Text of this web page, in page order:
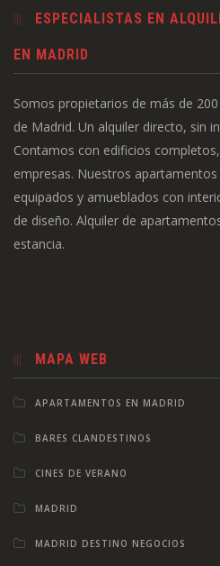
ESPECIALISTAS EN
EN MADRID
Somos propietarios de más de
de Madrid. Un alquiler directo, sin
Contamos con edificios
empresas. Nuestros
equipados y amueblados con
de diseño. Alquiler de
estancia.
MAPA WEB
APARTAMENTOS EN MADRID
BARES CLANDESTINOS
CINES DE VERANO
MADRID
MADRID DESTINO NEGOCIOS